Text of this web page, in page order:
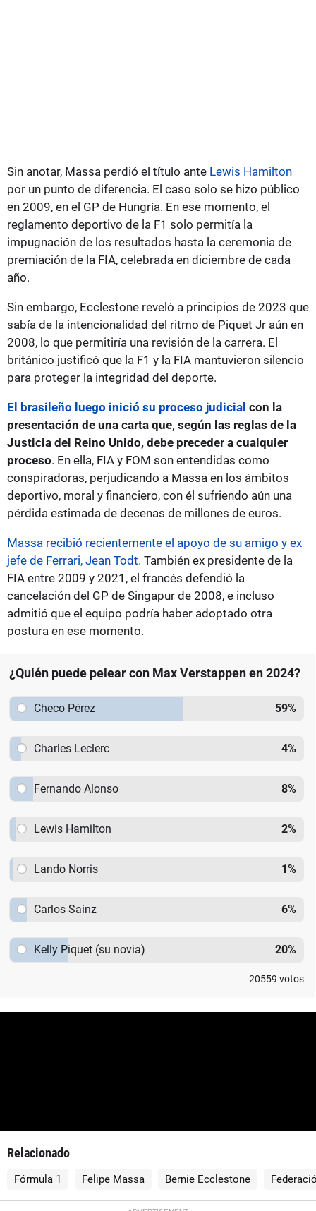
Sin anotar, Massa perdió el título ante Lewis Hamilton
por un punto de diferencia. El caso solo se hizo público
en 2009, en el GP de Hungría. En ese momento, el
reglamento deportivo de la F1 solo permitía la
impugnación de los resultados hasta la ceremonia de
premiación de la FIA, celebrada en diciembre de cada
año.
Sin embargo, Ecclestone reveló a principios de 2023 que
sabía de la intencionalidad del ritmo de Piquet Jr aún en
2008, lo que permitiría una revisión de la carrera. El
británico justificó que la F1 y la FIA mantuvieron silencio
para proteger la integridad del deporte.
El brasileño luego inició su proceso judicial con la
presentación de una carta que, según las reglas de la
Justicia del Reino Unido, debe preceder a cualquier
proceso. En ella, FIA y FOM son entendidas como
conspiradoras, perjudicando a Massa en los ámbitos
deportivo, moral y financiero, con él sufriendo aún una
pérdida estimada de decenas de millones de euros.
Massa recibió recientemente el apoyo de su amigo y ex
jefe de Ferrari, Jean Todt. También ex presidente de la
FIA entre 2009 y 2021, el francés defendió la
cancelación del GP de Singapur de 2008, e incluso
admitió que el equipo podría haber adoptado otra
postura en ese momento.
¿Quién puede pelear con Max Verstappen en 2024?
Checo Pérez 59%
Charles Leclerc 4%
Fernando Alonso 8%
Lewis Hamilton 2%
Lando Norris 1%
Carlos Sainz 6%
Kelly Piquet (su novia) 20%
20559 votos
Relacionado
Fórmula 1 Felipe Massa Bernie Ecclestone